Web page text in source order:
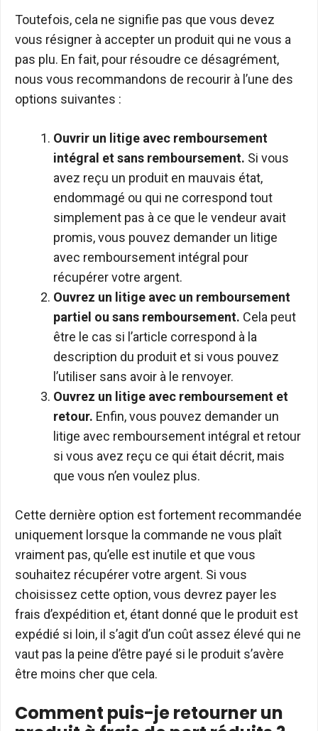
Toutefois, cela ne signifie pas que vous devez
vous résigner à accepter un produit qui ne vous a
pas plu. En fait, pour résoudre ce désagrément,
nous vous recommandons de recourir à l’une des
options suivantes :
Ouvrir un litige avec remboursement
intégral et sans remboursement. Si vous
avez reçu un produit en mauvais état,
endommagé ou qui ne correspond tout
simplement pas à ce que le vendeur avait
promis, vous pouvez demander un litige
avec remboursement intégral pour
récupérer votre argent.
Ouvrez un litige avec un remboursement
partiel ou sans remboursement. Cela peut
être le cas si l’article correspond à la
description du produit et si vous pouvez
l’utiliser sans avoir à le renvoyer.
Ouvrez un litige avec remboursement et
retour. Enfin, vous pouvez demander un
litige avec remboursement intégral et retour
si vous avez reçu ce qui était décrit, mais
que vous n’en voulez plus.
Cette dernière option est fortement recommandée
uniquement lorsque la commande ne vous plaît
vraiment pas, qu’elle est inutile et que vous
souhaitez récupérer votre argent. Si vous
choisissez cette option, vous devrez payer les
frais d’expédition et, étant donné que le produit est
expédié si loin, il s’agit d’un coût assez élevé qui ne
vaut pas la peine d’être payé si le produit s’avère
être moins cher que cela.
Comment puis-je retourner un